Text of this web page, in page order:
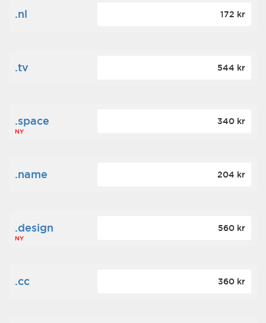
.nl 172 kr
.tv 544 kr
.space
NY
340 kr
.name 204 kr
.design
NY
560 kr
.cc 360 kr